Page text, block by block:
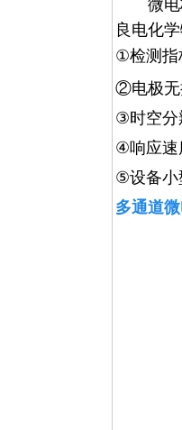
微
良电化
①检测
②电极
③时空
④响应
⑤设备
多通道